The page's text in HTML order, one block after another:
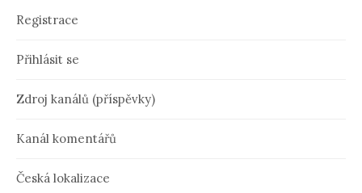
Registrace
Přihlásit se
Zdroj kanálů (příspěvky)
Kanál komentářů
Česká lokalizace